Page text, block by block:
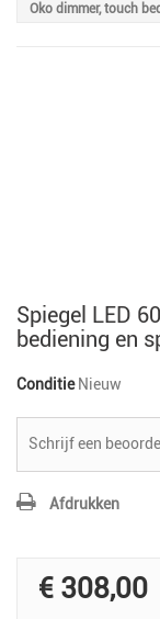
Oko dimmer, touch
Spiegel LED
bediening en
Conditie Nieuw
Schrijf een
Afdrukken
€ 308,00